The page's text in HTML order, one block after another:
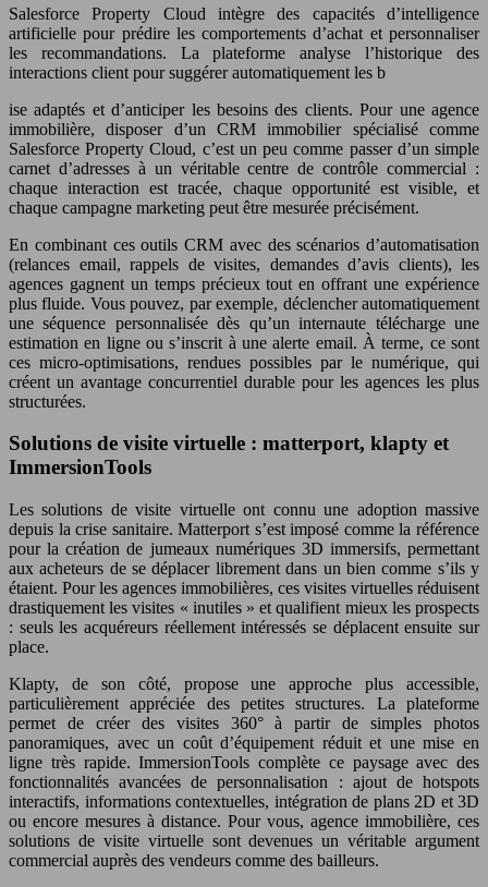
Salesforce Property Cloud intègre des capacités d’intelligence
artificielle pour prédire les comportements d’achat et personnaliser
les recommandations. La plateforme analyse l’historique des
interactions client pour suggérer automatiquement les b
ise adaptés et d’anticiper les besoins des clients. Pour une agence
immobilière, disposer d’un CRM immobilier spécialisé comme
Salesforce Property Cloud, c’est un peu comme passer d’un simple
carnet d’adresses à un véritable centre de contrôle commercial :
chaque interaction est tracée, chaque opportunité est visible, et
chaque campagne marketing peut être mesurée précisément.
En combinant ces outils CRM avec des scénarios d’automatisation
(relances email, rappels de visites, demandes d’avis clients), les
agences gagnent un temps précieux tout en offrant une expérience
plus fluide. Vous pouvez, par exemple, déclencher automatiquement
une séquence personnalisée dès qu’un internaute télécharge une
estimation en ligne ou s’inscrit à une alerte email. À terme, ce sont
ces micro-optimisations, rendues possibles par le numérique, qui
créent un avantage concurrentiel durable pour les agences les plus
structurées.
Solutions de visite virtuelle : matterport, klapty et
ImmersionTools
Les solutions de visite virtuelle ont connu une adoption massive
depuis la crise sanitaire. Matterport s’est imposé comme la référence
pour la création de jumeaux numériques 3D immersifs, permettant
aux acheteurs de se déplacer librement dans un bien comme s’ils y
étaient. Pour les agences immobilières, ces visites virtuelles réduisent
drastiquement les visites « inutiles » et qualifient mieux les prospects
: seuls les acquéreurs réellement intéressés se déplacent ensuite sur
place.
Klapty, de son côté, propose une approche plus accessible,
particulièrement appréciée des petites structures. La plateforme
permet de créer des visites 360° à partir de simples photos
panoramiques, avec un coût d’équipement réduit et une mise en
ligne très rapide. ImmersionTools complète ce paysage avec des
fonctionnalités avancées de personnalisation : ajout de hotspots
interactifs, informations contextuelles, intégration de plans 2D et 3D
ou encore mesures à distance. Pour vous, agence immobilière, ces
solutions de visite virtuelle sont devenues un véritable argument
commercial auprès des vendeurs comme des bailleurs.